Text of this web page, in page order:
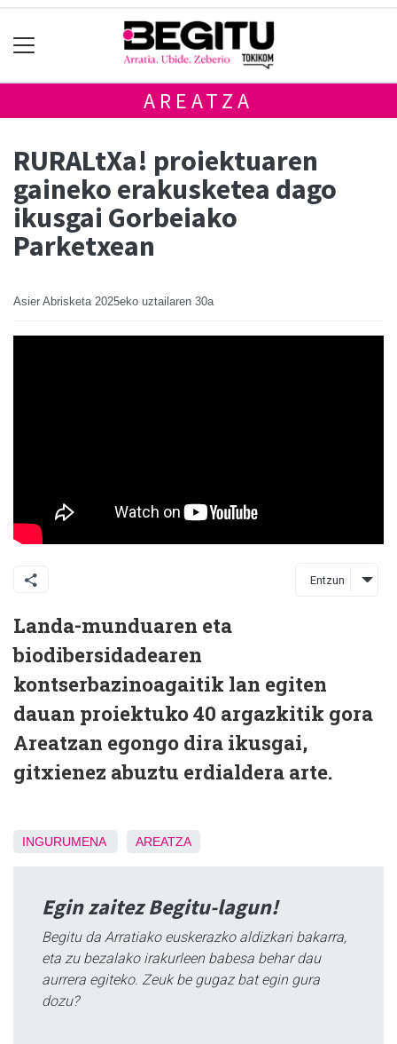
AREATZA
RURALtXa! proiektuaren
gaineko erakusketea dago
ikusgai Gorbeiako
Parketxean
Asier Abrisketa 2025eko uztailaren 30a
Entzun
Landa-munduaren eta
biodibersidadearen
kontserbazinoagaitik lan egiten
dauan proiektuko 40 argazkitik gora
Areatzan egongo dira ikusgai,
gitxienez abuztu erdialdera arte.
INGURUMENA AREATZA
Egin zaitez Begitu-lagun!
Begitu da Arratiako euskerazko aldizkari bakarra,
eta zu bezalako irakurleen babesa behar dau
aurrera egiteko. Zeuk be gugaz bat egin gura
dozu?